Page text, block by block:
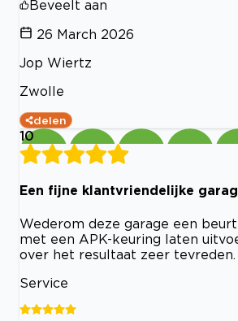
Beveelt aan
26 March 2026
Jop Wiertz
Zwolle
delen
10
Een fijne klantvriendelijke
Wederom deze garage een
met een APK-keuring laten
over het resultaat zeer tevreden.
Service